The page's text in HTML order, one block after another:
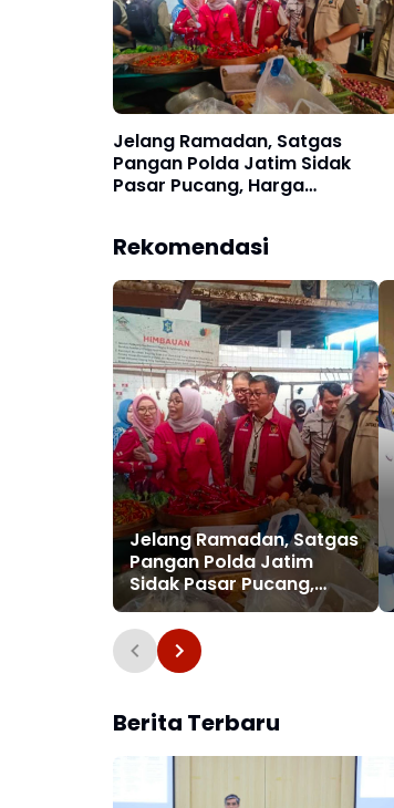
Jelang Ramadan, Satgas
Pangan Polda Jatim Sidak
Pasar Pucang, Harga
Rekomendasi
Jelang Ramadan, Satgas
Pangan Polda Jatim
Sidak Pasar Pucang,
Harga Bapokting
Dipastikan Stabil
Berita Terbaru